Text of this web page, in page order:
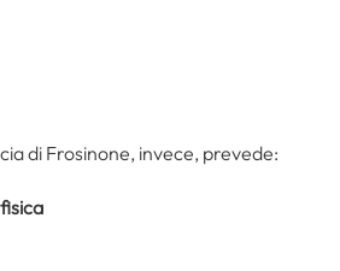
di Frosinone, invece, prevede: